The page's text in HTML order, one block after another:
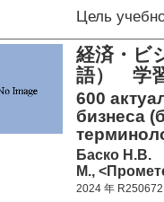
Цель
経済・ビ
語） 学
600
бизнеса
Баско Н.В.
М.,
2024 年 R250672